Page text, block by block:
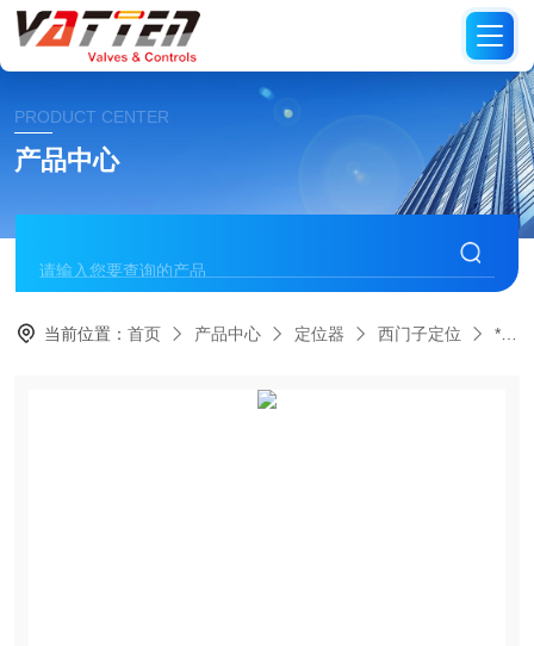
PRODUCT CENTER
产品中心
当前位置：首页 产品中心 定位器 西门子定位 *西门子定位器 进口原装防爆定位器 气动蝶阀